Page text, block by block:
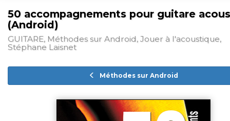
50 accompagnements pour guitare
(Android)
GUITARE, Méthodes sur Android, Jouer à l'acoustique,
Stéphane Laisnet
Méthodes sur Android